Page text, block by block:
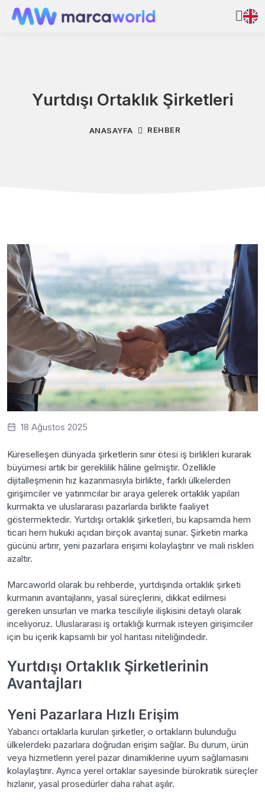
Yurtdışı Ortaklık Şirketleri
ANASAYFA REHBER
18 Ağustos 2025
Küreselleşen dünyada şirketlerin sınır ötesi iş birlikleri kurarak
büyümesi artık bir gereklilik hâline gelmiştir. Özellikle
dijitalleşmenin hız kazanmasıyla birlikte, farklı ülkelerden
girişimciler ve yatırımcılar bir araya gelerek ortaklık yapıları
kurmakta ve uluslararası pazarlarda birlikte faaliyet
göstermektedir. Yurtdışı ortaklık şirketleri, bu kapsamda hem
ticari hem hukuki açıdan birçok avantaj sunar. Şirketin marka
gücünü artırır, yeni pazarlara erişimi kolaylaştırır ve mali riskleri
azaltır.
Marcaworld olarak bu rehberde, yurtdışında ortaklık şirketi
kurmanın avantajlarını, yasal süreçlerini, dikkat edilmesi
gereken unsurları ve marka tesciliyle ilişkisini detaylı olarak
inceliyoruz. Uluslararası iş ortaklığı kurmak isteyen girişimciler
için bu içerik kapsamlı bir yol haritası niteliğindedir.
Yurtdışı Ortaklık Şirketlerinin
Avantajları
Yeni Pazarlara Hızlı Erişim
Yabancı ortaklarla kurulan şirketler, o ortakların bulunduğu
ülkelerdeki pazarlara doğrudan erişim sağlar. Bu durum, ürün
veya hizmetlerin yerel pazar dinamiklerine uyum sağlamasını
kolaylaştırır. Ayrıca yerel ortaklar sayesinde bürokratik süreçler
hızlanır, yasal prosedürler daha rahat aşılır.